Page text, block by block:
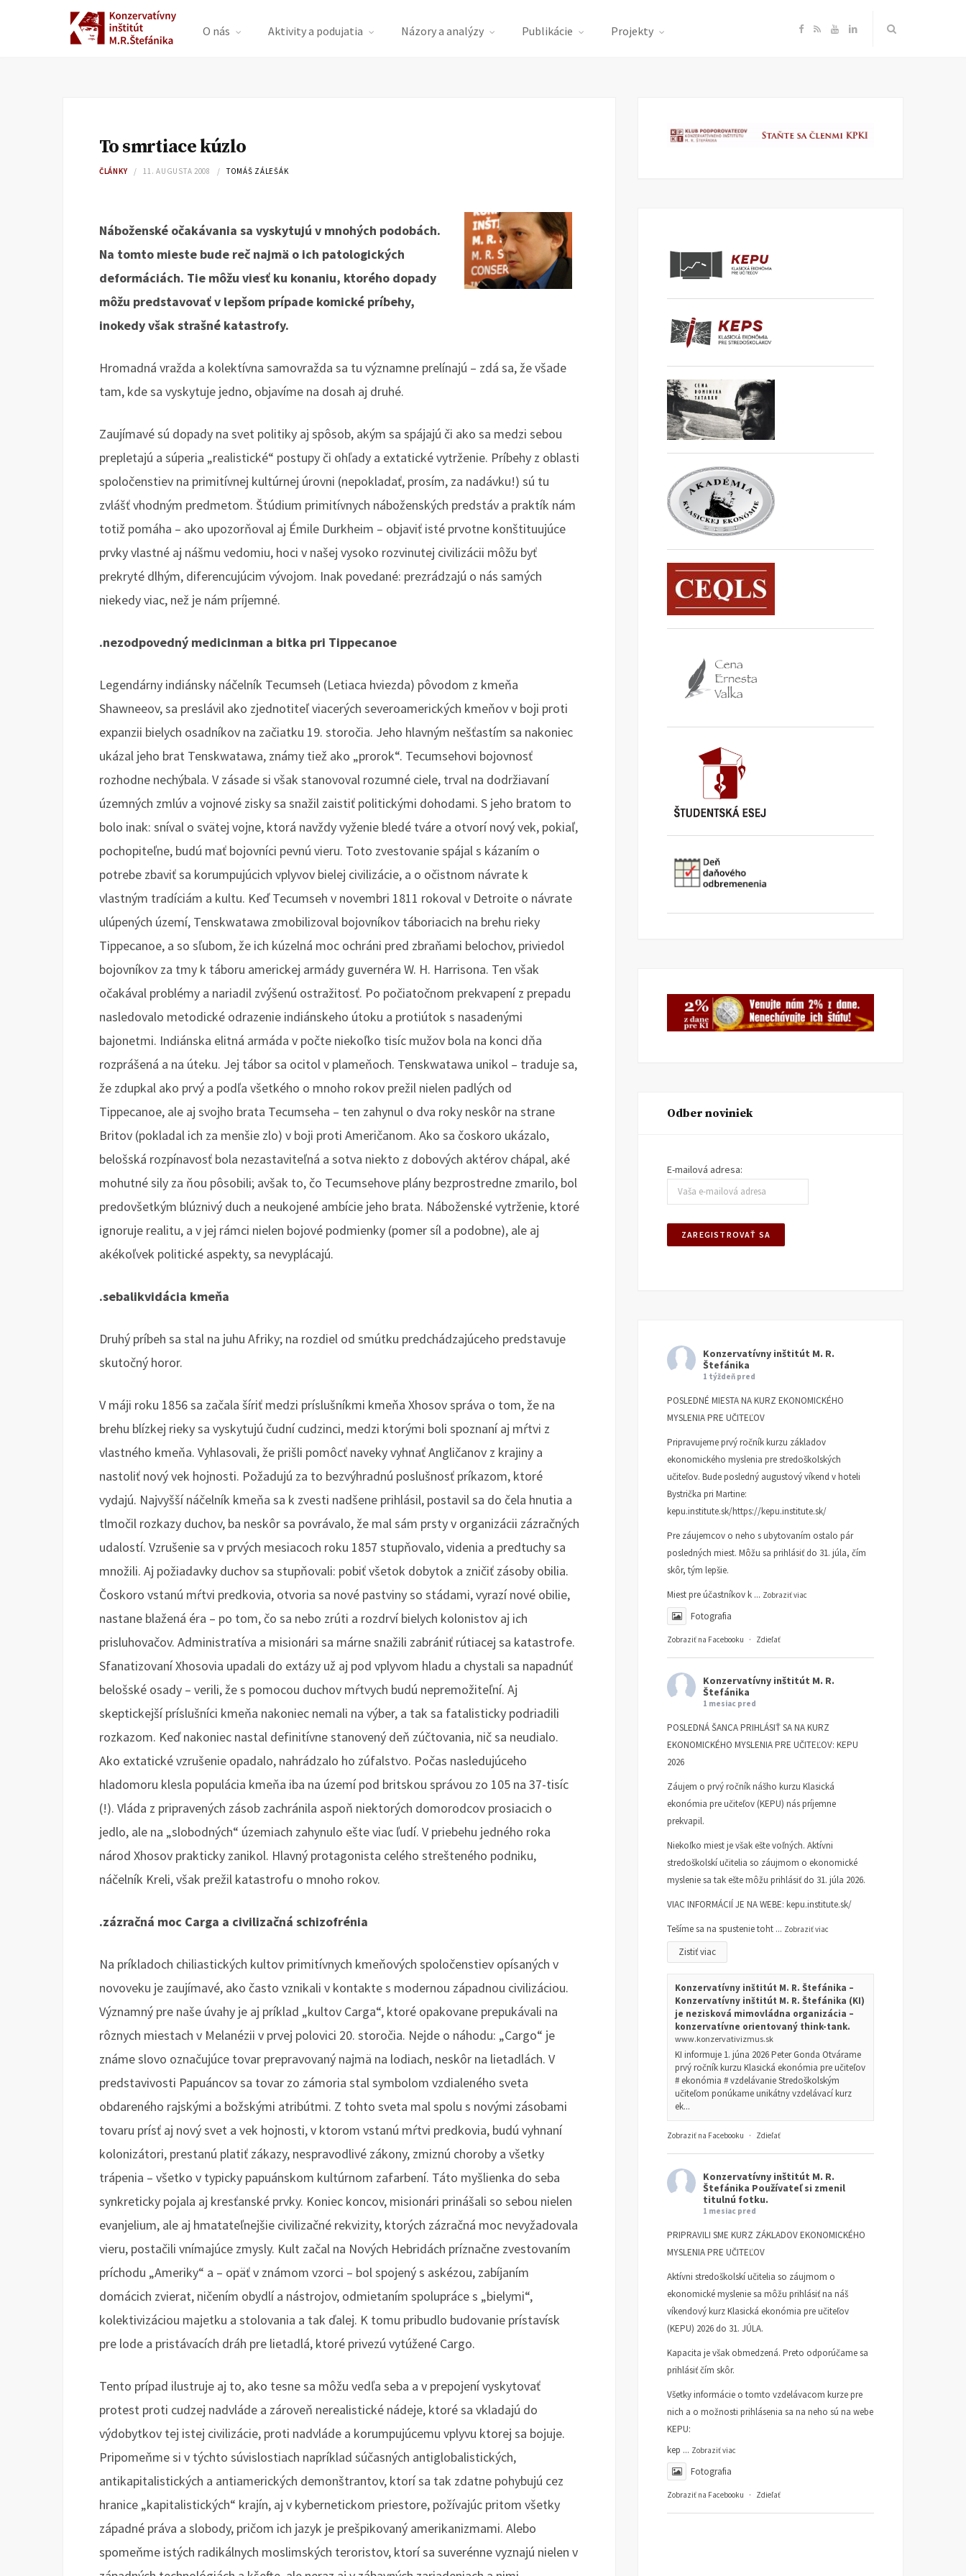
O nás Aktivity a podujatia Názory a analýzy Publikácie Projekty F
e
R Y
T
L
k
To smrtiace kúzlo
ČLÁNKY 11. AUGUSTA 2008 TOMÁŠ ZÁLEŠÁK
Náboženské očakávania sa vyskytujú v mnohých podobách.
Na tomto mieste bude reč najmä o ich patologických
deformáciách. Tie môžu viesť ku konaniu, ktorého dopady
môžu predstavovať v lepšom prípade komické príbehy,
inokedy však strašné katastrofy.
Hromadná vražda a kolektívna samovražda sa tu významne prelínajú – zdá sa, že všade
tam, kde sa vyskytuje jedno, objavíme na dosah aj druhé.
Zaujímavé sú dopady na svet politiky aj spôsob, akým sa spájajú či ako sa medzi sebou
prepletajú a súperia „realistické“ postupy či ohľady a extatické vytrženie. Príbehy z oblasti
spoločenstiev na primitívnej kultúrnej úrovni (nepokladať, prosím, za nadávku!) sú tu
zvlášť vhodným predmetom. Štúdium primitívnych náboženských predstáv a praktík nám
totiž pomáha – ako upozorňoval aj Émile Durkheim – objaviť isté prvotne konštituujúce
prvky vlastné aj nášmu vedomiu, hoci v našej vysoko rozvinutej civilizácii môžu byť
prekryté dlhým, diferencujúcim vývojom. Inak povedané: prezrádzajú o nás samých
niekedy viac, než je nám príjemné.
.nezodpovedný medicinman a bitka pri Tippecanoe
Legendárny indiánsky náčelník Tecumseh (Letiaca hviezda) pôvodom z kmeňa
Shawneeov, sa preslávil ako zjednotiteľ viacerých severoamerických kmeňov v boji proti
expanzii bielych osadníkov na začiatku 19. storočia. Jeho hlavným nešťastím sa nakoniec
ukázal jeho brat Tenskwatawa, známy tiež ako „prorok“. Tecumsehovi bojovnosť
rozhodne nechýbala. V zásade si však stanovoval rozumné ciele, trval na dodržiavaní
územných zmlúv a vojnové zisky sa snažil zaistiť politickými dohodami. S jeho bratom to
bolo inak: sníval o svätej vojne, ktorá navždy vyženie bledé tváre a otvorí nový vek, pokiaľ,
pochopiteľne, budú mať bojovníci pevnú vieru. Toto zvestovanie spájal s kázaním o
potrebe zbaviť sa korumpujúcich vplyvov bielej civilizácie, a o očistnom návrate k
vlastným tradíciám a kultu. Keď Tecumseh v novembri 1811 rokoval v Detroite o návrate
ulúpených území, Tenskwatawa zmobilizoval bojovníkov táboriacich na brehu rieky
Tippecanoe, a so sľubom, že ich kúzelná moc ochráni pred zbraňami belochov, priviedol
bojovníkov za tmy k táboru americkej armády guvernéra W. H. Harrisona. Ten však
očakával problémy a nariadil zvýšenú ostražitosť. Po počiatočnom prekvapení z prepadu
nasledovalo metodické odrazenie indiánskeho útoku a protiútok s nasadenými
bajonetmi. Indiánska elitná armáda v počte niekoľko tisíc mužov bola na konci dňa
rozprášená a na úteku. Jej tábor sa ocitol v plameňoch. Tenskwatawa unikol – traduje sa,
že zdupkal ako prvý a podľa všetkého o mnoho rokov prežil nielen padlých od
Tippecanoe, ale aj svojho brata Tecumseha – ten zahynul o dva roky neskôr na strane
Britov (pokladal ich za menšie zlo) v boji proti Američanom. Ako sa čoskoro ukázalo,
belošská rozpínavosť bola nezastaviteľná a sotva niekto z dobových aktérov chápal, aké
mohutné sily za ňou pôsobili; avšak to, čo Tecumsehove plány bezprostredne zmarilo, bol
predovšetkým blúznivý duch a neukojené ambície jeho brata. Náboženské vytrženie, ktoré
ignoruje realitu, a v jej rámci nielen bojové podmienky (pomer síl a podobne), ale aj
akékoľvek politické aspekty, sa nevyplácajú.
.sebalikvidácia kmeňa
Druhý príbeh sa stal na juhu Afriky; na rozdiel od smútku predchádzajúceho predstavuje
skutočný horor.
V máji roku 1856 sa začala šíriť medzi príslušníkmi kmeňa Xhosov správa o tom, že na
brehu blízkej rieky sa vyskytujú čudní cudzinci, medzi ktorými boli spoznaní aj mŕtvi z
vlastného kmeňa. Vyhlasovali, že prišli pomôcť naveky vyhnať Angličanov z krajiny a
nastoliť nový vek hojnosti. Požadujú za to bezvýhradnú poslušnosť príkazom, ktoré
vydajú. Najvyšší náčelník kmeňa sa k zvesti nadšene prihlásil, postavil sa do čela hnutia a
tlmočil rozkazy duchov, ba neskôr sa povrávalo, že mal sám prsty v organizácii zázračných
udalostí. Vzrušenie sa v prvých mesiacoch roku 1857 stupňovalo, videnia a predtuchy sa
množili. Aj požiadavky duchov sa stupňovali: pobiť všetok dobytok a zničiť zásoby obilia.
Čoskoro vstanú mŕtvi predkovia, otvoria sa nové pastviny so stádami, vyrazí nové obilie,
nastane blažená éra – po tom, čo sa nebo zrúti a rozdrví bielych kolonistov aj ich
prisluhovačov. Administratíva a misionári sa márne snažili zabrániť rútiacej sa katastrofe.
Sfanatizovaní Xhosovia upadali do extázy už aj pod vplyvom hladu a chystali sa napadnúť
belošské osady – verili, že s pomocou duchov mŕtvych budú nepremožiteľní. Aj
skeptickejší príslušníci kmeňa nakoniec nemali na výber, a tak sa fatalisticky podriadili
rozkazom. Keď nakoniec nastal definitívne stanovený deň zúčtovania, nič sa neudialo.
Ako extatické vzrušenie opadalo, nahrádzalo ho zúfalstvo. Počas nasledujúceho
hladomoru klesla populácia kmeňa iba na území pod britskou správou zo 105 na 37-tisíc
(!). Vláda z pripravených zásob zachránila aspoň niektorých domorodcov prosiacich o
jedlo, ale na „slobodných“ územiach zahynulo ešte viac ľudí. V priebehu jedného roka
národ Xhosov prakticky zanikol. Hlavný protagonista celého strešteného podniku,
náčelník Kreli, však prežil katastrofu o mnoho rokov.
.zázračná moc Carga a civilizačná schizofrénia
Na príkladoch chiliastických kultov primitívnych kmeňových spoločenstiev opísaných v
novoveku je zaujímavé, ako často vznikali v kontakte s modernou západnou civilizáciou.
Významný pre naše úvahy je aj príklad „kultov Carga“, ktoré opakovane prepukávali na
rôznych miestach v Melanézii v prvej polovici 20. storočia. Nejde o náhodu: „Cargo“ je
známe slovo označujúce tovar prepravovaný najmä na lodiach, neskôr na lietadlách. V
predstavivosti Papuáncov sa tovar zo zámoria stal symbolom vzdialeného sveta
obdareného rajskými a božskými atribútmi. Z tohto sveta mal spolu s novými zásobami
tovaru prísť aj nový svet a vek hojnosti, v ktorom vstanú mŕtvi predkovia, budú vyhnaní
kolonizátori, prestanú platiť zákazy, nespravodlivé zákony, zmiznú choroby a všetky
trápenia – všetko v typicky papuánskom kultúrnom zafarbení. Táto myšlienka do seba
synkreticky pojala aj kresťanské prvky. Koniec koncov, misionári prinášali so sebou nielen
evanjelium, ale aj hmatateľnejšie civilizačné rekvizity, ktorých zázračná moc nevyžadovala
vieru, postačili vnímajúce zmysly. Kult začal na Nových Hebridách príznačne zvestovaním
príchodu „Ameriky“ a – opäť v známom vzorci – bol spojený s askézou, zabíjaním
domácich zvierat, ničením obydlí a nástrojov, odmietaním spolupráce s „bielymi“,
kolektivizáciou majetku a stolovania a tak ďalej. K tomu pribudlo budovanie prístavísk
pre lode a pristávacích dráh pre lietadlá, ktoré privezú vytúžené Cargo.
Tento prípad ilustruje aj to, ako tesne sa môžu vedľa seba a v prepojení vyskytovať
protest proti cudzej nadvláde a zároveň nerealistické nádeje, ktoré sa vkladajú do
výdobytkov tej istej civilizácie, proti nadvláde a korumpujúcemu vplyvu ktorej sa bojuje.
Pripomeňme si v týchto súvislostiach napríklad súčasných antiglobalistických,
antikapitalistických a antiamerických demonštrantov, ktorí sa tak zdatne pohybujú cez
hranice „kapitalistických“ krajín, aj v kybernetickom priestore, požívajúc pritom všetky
západné práva a slobody, pričom ich jazyk je prešpikovaný amerikanizmami. Alebo
spomeňme istých radikálnych moslimských teroristov, ktorí sa suverénne vyznajú nielen v
Odber noviniek
E-mailová adresa:
Konzervatívny inštitút M. R.
Štefánika
1 týždeň pred
POSLEDNÉ MIESTA NA KURZ EKONOMICKÉHO
MYSLENIA PRE UČITEĽOV
Pripravujeme prvý ročník kurzu základov
ekonomického myslenia pre stredoškolských
učiteľov. Bude posledný augustový víkend v hoteli
Bystrička pri Martine:
kepu.institute.sk/https://kepu.institute.sk/
Pre záujemcov o neho s ubytovaním ostalo pár
posledných miest. Môžu sa prihlásiť do 31. júla, čím
skôr, tým lepšie.
Miest pre účastníkov k ... Zobraziť viac
Fotografia
Zobraziť na Facebooku · Zdieľať
Konzervatívny inštitút M. R.
Štefánika
1 mesiac pred
POSLEDNÁ ŠANCA PRIHLÁSIŤ SA NA KURZ
EKONOMICKÉHO MYSLENIA PRE UČITEĽOV: KEPU
2026
Záujem o prvý ročník nášho kurzu Klasická
ekonómia pre učiteľov (KEPU) nás príjemne
prekvapil.
Niekoľko miest je však ešte voľných. Aktívni
stredoškolskí učitelia so záujmom o ekonomické
myslenie sa tak ešte môžu prihlásiť do 31. júla 2026.
VIAC INFORMÁCIÍ JE NA WEBE: kepu.institute.sk/
Tešíme sa na spustenie toht ... Zobraziť viac
Zistiť viac
Konzervatívny inštitút M. R. Štefánika –
Konzervatívny inštitút M. R. Štefánika (KI)
je nezisková mimovládna organizácia –
konzervatívne orientovaný think-tank.
www.konzervativizmus.sk
KI informuje 1. júna 2026 Peter Gonda Otvárame
prvý ročník kurzu Klasická ekonómia pre učiteľov
# ekonómia # vzdelávanie Stredoškolským
učiteľom ponúkame unikátny vzdelávací kurz
ek...
Zobraziť na Facebooku · Zdieľať
Konzervatívny inštitút M. R.
Štefánika Používateľ si zmenil
titulnú fotku.
1 mesiac pred
PRIPRAVILI SME KURZ ZÁKLADOV EKONOMICKÉHO
MYSLENIA PRE UČITEĽOV
Aktívni stredoškolskí učitelia so záujmom o
ekonomické myslenie sa môžu prihlásiť na náš
víkendový kurz Klasická ekonómia pre učiteľov
(KEPU) 2026 do 31. JÚLA.
Kapacita je však obmedzená. Preto odporúčame sa
prihlásiť čím skôr.
Všetky informácie o tomto vzdelávacom kurze pre
nich a o možnosti prihlásenia sa na neho sú na webe
KEPU:
kep ... Zobraziť viac
Fotografia
Zobraziť na Facebooku · Zdieľať